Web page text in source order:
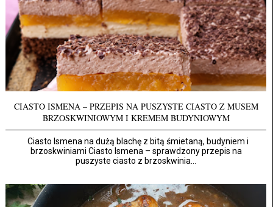
CIASTO ISMENA – PRZEPIS NA PUSZYSTE CIASTO Z MUSEM
BRZOSKWINIOWYM I KREMEM BUDYNIOWYM
Ciasto Ismena na dużą blachę z bitą śmietaną, budyniem i
brzoskwiniami Ciasto Ismena – sprawdzony przepis na
puszyste ciasto z brzoskwinia...